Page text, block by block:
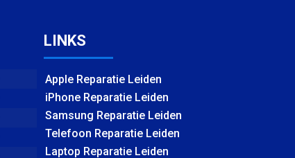
LINKS
Apple Reparatie Leiden
iPhone Reparatie Leiden
Samsung Reparatie Leiden
Telefoon Reparatie Leiden
Laptop Reparatie Leiden